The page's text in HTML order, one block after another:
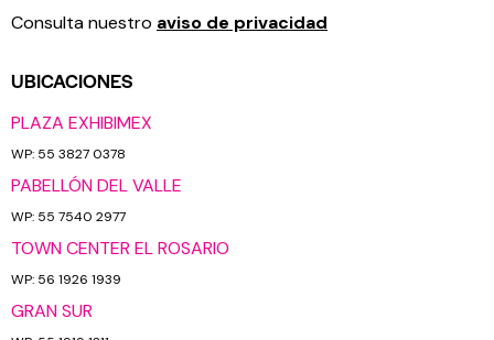
Consulta nuestro aviso de privacidad
UBICACIONES
PLAZA EXHIBIMEX
WP: 55 3827 0378
PABELLÓN DEL VALLE
WP: 55 7540 2977
TOWN CENTER EL ROSARIO
WP: 56 1926 1939
GRAN SUR